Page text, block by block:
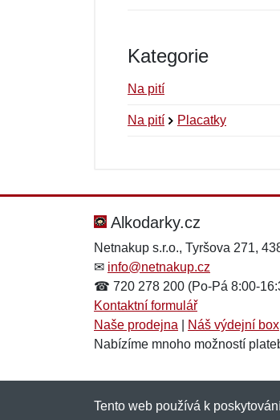
Kategorie
Na pití
Na pití Placatky
Zpráva*
Zpráva*
Alkodarky.cz
Netnakup s.r.o., Tyršova 271,
✉ info@netnakup.cz
☎ 720 278 200 (Po-Pá 8:00-
Kontaktní formulář
Naše prodejna
Náš výdejní box
Nabízíme mnoho možností
Tento web používá k